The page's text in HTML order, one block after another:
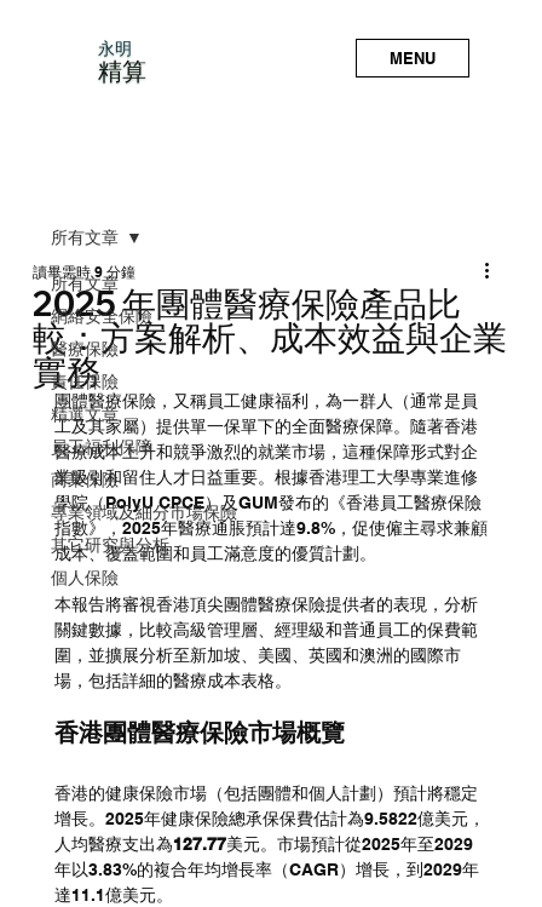
永明
精算 MENU
所有文章
網絡安全保險
醫療保險
責任保險
精選文章
員工福利保障
商業保險
專業領域及細分市場保險
其它研究與分析
個人保險
所有文章
2025 年團體醫療保險產品比
較：方案解析、成本效益與企業
實務
讀畢需時 9 分鐘
團體醫療保險，又稱員工健康福利，為一群人（通常是員
工及其家屬）提供單一保單下的全面醫療保障。隨著香港
醫療成本上升和競爭激烈的就業市場，這種保障形式對企
業吸引和留住人才日益重要。根據香港理工大學專業進修
學院（PolyU CPCE）及GUM發布的《香港員工醫療保險
指數》，2025年醫療通脹預計達9.8%，促使僱主尋求兼顧
成本、覆蓋範圍和員工滿意度的優質計劃。
本報告將審視香港頂尖團體醫療保險提供者的表現，分析
關鍵數據，比較高級管理層、經理級和普通員工的保費範
圍，並擴展分析至新加坡、美國、英國和澳洲的國際市
場，包括詳細的醫療成本表格。
香港團體醫療保險市場概覽
香港的健康保險市場（包括團體和個人計劃）預計將穩定
增長。2025年健康保險總承保保費估計為9.5822億美元，
人均醫療支出為127.77美元。市場預計從2025年至2029
年以3.83%的複合年均增長率（CAGR）增長，到2029年
達11.1億美元。